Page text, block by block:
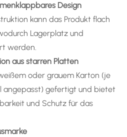
Design
kann das Produkt flach
Lagerplatz und
werden.
aus starren Platten
oder grauem Karton (je
angepasst) gefertigt und bietet
und Schutz für das